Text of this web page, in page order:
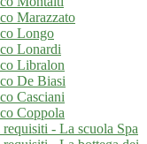
Marazzato
Longo
Lonardi
Libralon
De Biasi
Casciani
Coppola
- La scuola Spa